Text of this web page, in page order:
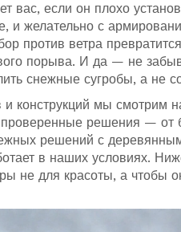
вас, если он плохо
и желательно с
против ветра
порыва. И да — не
снежные сугробы, а не
конструкций мы смотрим
проверенные решения —
решений с
в наших условиях.
не для красоты, а чтобы